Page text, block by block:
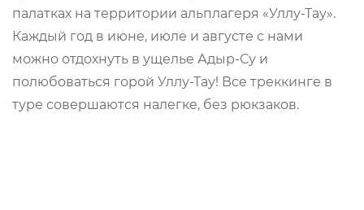
палатках на территории альплагеря «Уллу-Тау».
Каждый год в июне, июле и августе с нами
можно отдохнуть в ущелье Адыр-Су и
полюбоваться горой Уллу-Тау! Все треккинге в
туре совершаются налегке, без рюкзаков.